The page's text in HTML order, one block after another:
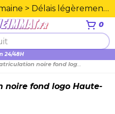
😎 Vacances d'été cette semaine > Délais légèrement rallongés. Merci☀️
0
24/48H
noire fond logo Haute-Loire
fond logo Haute-